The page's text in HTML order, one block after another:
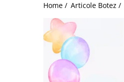
Home / Articole Botez /